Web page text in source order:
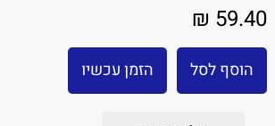
59.40 ₪
הוסף לסל הזמן עכשיו